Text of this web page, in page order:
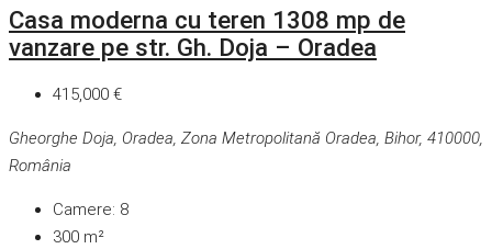
Casa moderna cu teren 1308 mp de
vanzare pe str. Gh. Doja – Oradea
415,000 €
Gheorghe Doja, Oradea, Zona Metropolitană Oradea, Bihor, 410000,
România
Camere: 8
300 m²